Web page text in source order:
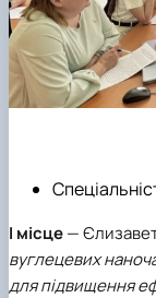
І місце—
вуглецевих
для підвищення